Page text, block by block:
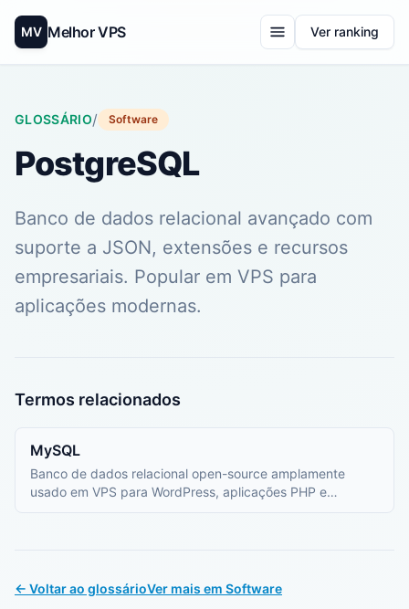
MV Melhor VPS Ver ranking
GLOSSÁRIO/ Software
PostgreSQL
Banco de dados relacional avançado com
suporte a JSON, extensões e recursos
empresariais. Popular em VPS para
aplicações modernas.
Termos relacionados
MySQL
Banco de dados relacional open-source amplamente
usado em VPS para WordPress, aplicações PHP e
← Voltar ao glossárioVer mais em Software